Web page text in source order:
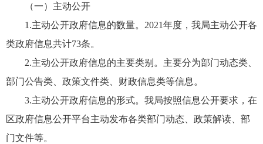
（一）主动公开
1.主动公开政府信息的数量。2021年度，我局主动公开各
类政府信息共计73条。
2.主动公开政府信息的主要类别。主要分为部门动态类、
部门公告类、政策文件类、财政信息类等信息。
3.主动公开政府信息的形式。我局按照信息公开要求，在
区政府信息公开平台主动发布各类部门动态、政策解读、部
门文件等。